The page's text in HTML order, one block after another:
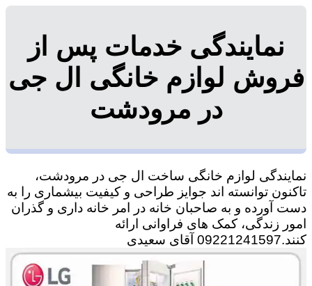
نمایندگی خدمات پس از
فروش لوازم خانگی ال جی
در مرودشت
نمایندگی لوازم خانگی ساخت ال جی در مرودشت،
تاکنون توانسته اند جوایز طراحی و کیفیت بیشماری را به
دست آورده و به صاحبان خانه در امر خانه داری و گذران
امور زندگی، کمک های فراوانی ارائه
کنند.09221241597 آقای سعیدی